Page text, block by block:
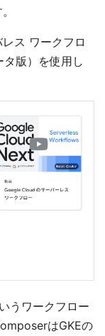
ス ワークフロ
タ版）を使用し
うワークフロー
はGKEの